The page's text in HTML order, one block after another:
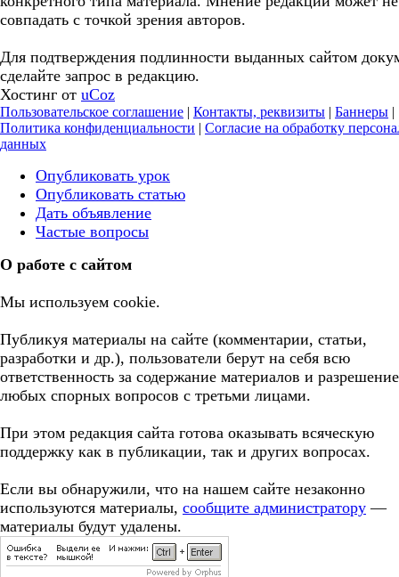
совпадать с точкой зрения авторов.
Для подтверждения подлинности выданных сайтом
сделайте запрос в редакцию.
Хостинг от uCoz
Пользовательское соглашение | Контакты, реквизиты | Баннеры |
Политика конфиденциальности | Согласие на обработку
данных
Опубликовать урок
Опубликовать статью
Дать объявление
Частые вопросы
О работе с сайтом
Мы используем cookie.
Публикуя материалы на сайте (комментарии, статьи,
разработки и др.), пользователи берут на себя всю
ответственность за содержание материалов и разрешение
любых спорных вопросов с третьми лицами.
При этом редакция сайта готова оказывать всяческую
поддержку как в публикации, так и других вопросах.
Если вы обнаружили, что на нашем сайте незаконно
используются материалы, сообщите администратору —
материалы будут удалены.